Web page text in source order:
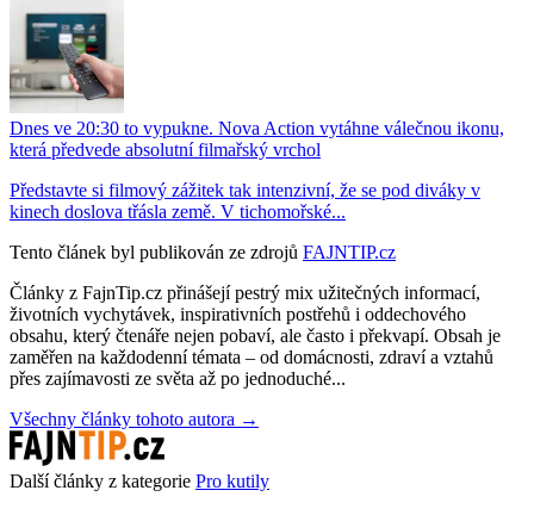
Dnes ve 20:30 to vypukne. Nova Action vytáhne válečnou ikonu,
která předvede absolutní filmařský vrchol
Představte si filmový zážitek tak intenzivní, že se pod diváky v
kinech doslova třásla země. V tichomořské...
Tento článek byl publikován ze zdrojů FAJNTIP.cz
Články z FajnTip.cz přinášejí pestrý mix užitečných informací,
životních vychytávek, inspirativních postřehů i oddechového
obsahu, který čtenáře nejen pobaví, ale často i překvapí. Obsah je
zaměřen na každodenní témata – od domácnosti, zdraví a vztahů
přes zajímavosti ze světa až po jednoduché...
Všechny články tohoto autora →
Další články z kategorie Pro kutily